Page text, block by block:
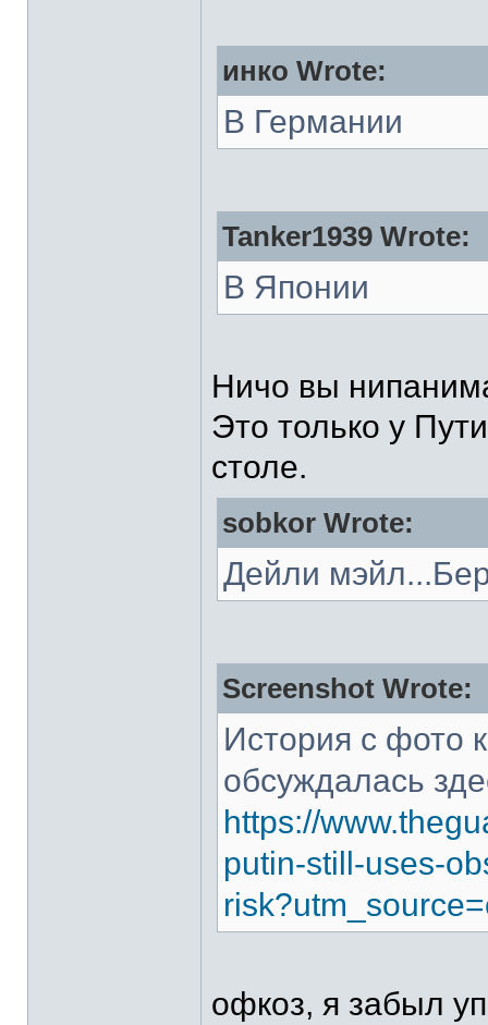
инко Wrote:
В Германии
Tanker1939 Wrote:
В Японии
Ничо вы
Это только у
столе.
sobkor Wrote:
Дейли
Screenshot Wrote:
История с фото
обсуждалась
https://
putin-still-uses-
офкоз, я забыл